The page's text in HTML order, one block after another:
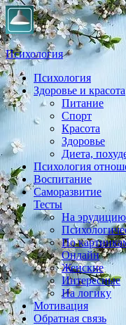
Психология
Практическая
Психология
Здоровье и красота
Питание
Спорт
Красота
Здоровье
Диета,
Психология
Воспитание
Саморазвитие
Тесты
На эрудицию
По
Онлайн
Женские
Интересные
На логику
Мотивация
Обратная связь